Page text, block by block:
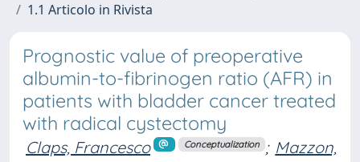
1.1 Articolo in Rivista
Prognostic value of preoperative
albumin-to-fibrinogen ratio (AFR) in
patients with bladder cancer treated
with radical cystectomy
Claps, Francesco Conceptualization ; Mazzon,